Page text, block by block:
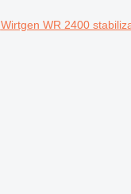
Wirtgen WR 2400